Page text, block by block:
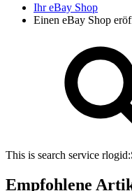
Ihr eBay Shop
Einen eBay Shop
This is search service rlogid:
Empfohlene